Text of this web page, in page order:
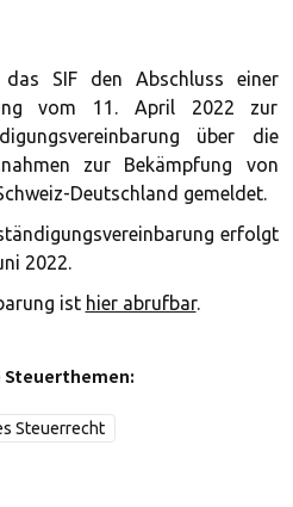
SIF den Abschluss einer
vom 11. April 2022 zur
über die
zur Bekämpfung von
Deutschland gemeldet.
erfolgt
2022.
ist hier abrufbar.
Steuerrecht